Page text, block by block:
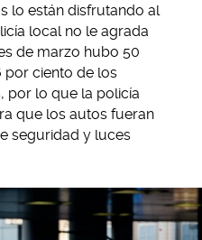
lo están disfrutando al
local no le agrada
de marzo hubo 50
por ciento de los
por lo que la policía
que los autos fueran
seguridad y luces